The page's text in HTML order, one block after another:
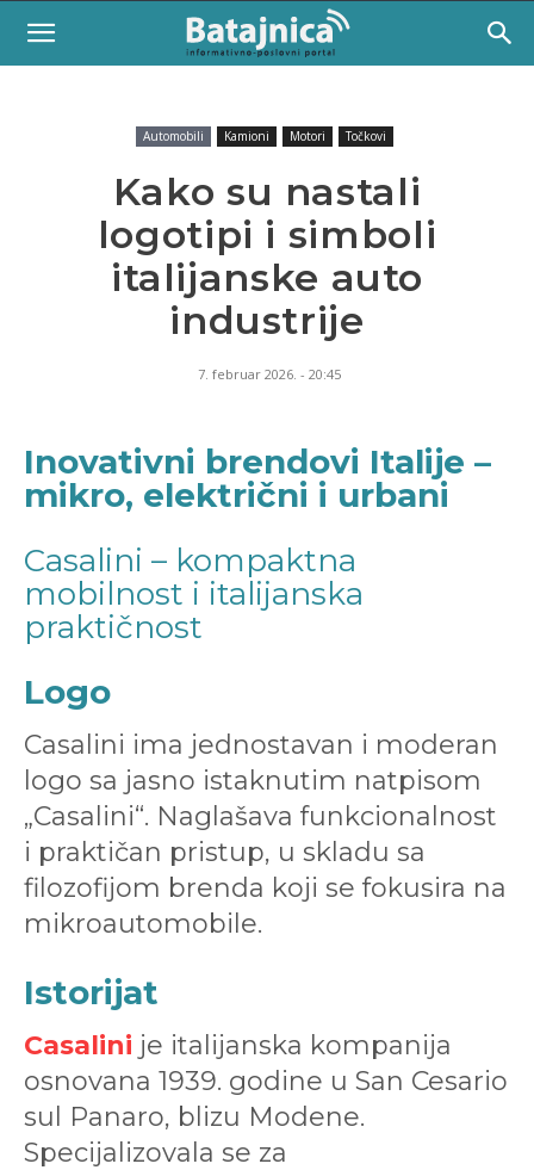
Automobili Kamioni Motori Točkovi
Kako su nastali
logotipi i simboli
italijanske auto
industrije
7. februar 2026. - 20:45
Inovativni brendovi Italije –
mikro, električni i urbani
Casalini – kompaktna
mobilnost i italijanska
praktičnost
Logo
Casalini ima jednostavan i moderan
logo sa jasno istaknutim natpisom
„Casalini“. Naglašava funkcionalnost
i praktičan pristup, u skladu sa
filozofijom brenda koji se fokusira na
mikroautomobile.
Istorijat
Casalini je italijanska kompanija
osnovana 1939. godine u San Cesario
sul Panaro, blizu Modene.
Specijalizovala se za